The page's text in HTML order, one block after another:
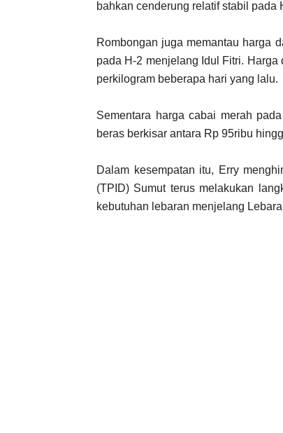
bahkan cenderung relatif stabil pada
Rombongan juga memantau harga
pada H-2 menjelang Idul Fitri.
perkilogram beberapa hari yang lalu.
Sementara harga cabai merah
beras berkisar antara Rp 95ribu
Dalam kesempatan itu, Erry
(TPID) Sumut terus melakukan
kebutuhan lebaran menjelang